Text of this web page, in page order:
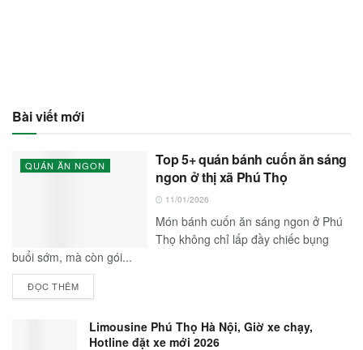
Bài viết mới
QUÁN ĂN NGON
Top 5+ quán bánh cuốn ăn sáng
ngon ở thị xã Phú Thọ
11/01/2026
Món bánh cuốn ăn sáng ngon ở Phú
Thọ không chỉ lấp đầy chiếc bụng
buổi sớm, mà còn gói...
ĐỌC THÊM
Limousine Phú Thọ Hà Nội, Giờ xe chạy,
Hotline đặt xe mới 2026